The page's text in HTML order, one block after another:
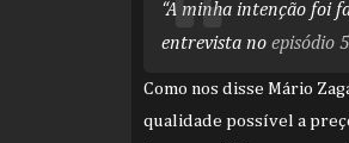
“A minha intenção foi
entrevista no episódio 5
Como nos disse Mário
qualidade possível a